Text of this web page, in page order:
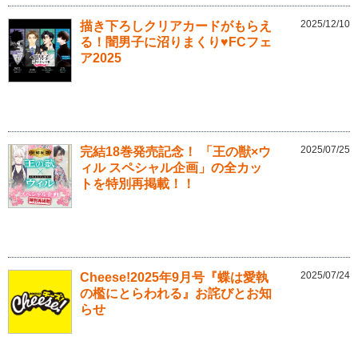
描き下ろしクリアカードがもらえ
る！闇男子に沼りまくり♥FCフェ
ア2025
2025/12/10
完結18巻発売記念！ 「王の獣×ウ
ィル スペシャル企画」の全カッ
トを特別再掲載！！
2025/07/25
Cheese!2025年9月号『蝶は愛執
の檻にとらわれる』お詫びとお知
らせ
2025/07/24